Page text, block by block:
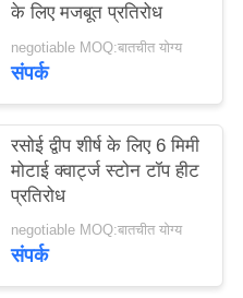
के लिए मजबूत प्रतिरोध
negotiable MOQ:बातचीत योग्य
संपर्क
रसोई द्वीप शीर्ष के लिए 6 मिमी
मोटाई क्वार्ट्ज स्टोन टॉप हीट
प्रतिरोध
negotiable MOQ:बातचीत योग्य
संपर्क